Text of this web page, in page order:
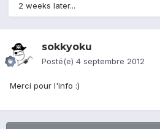
2 weeks later...
sokkyoku
Posté(e) 4 septembre 2012
Merci pour l'info :)